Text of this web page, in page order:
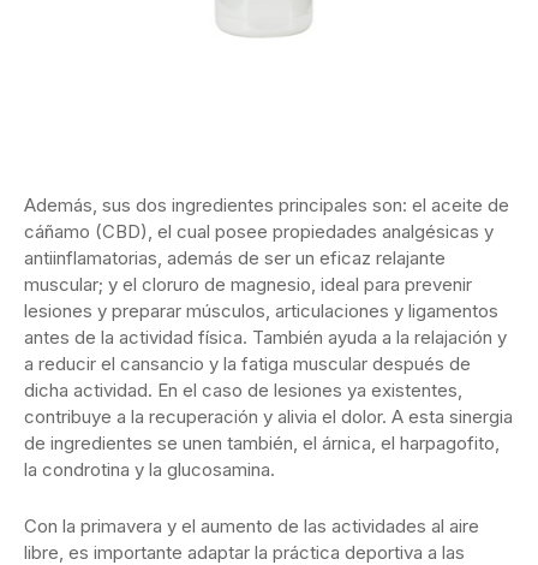
Además, sus dos ingredientes principales son: el aceite de
cáñamo (CBD), el cual posee propiedades analgésicas y
antiinflamatorias, además de ser un eficaz relajante
muscular; y el cloruro de magnesio, ideal para prevenir
lesiones y preparar músculos, articulaciones y ligamentos
antes de la actividad física. También ayuda a la relajación y
a reducir el cansancio y la fatiga muscular después de
dicha actividad. En el caso de lesiones ya existentes,
contribuye a la recuperación y alivia el dolor. A esta sinergia
de ingredientes se unen también, el árnica, el harpagofito,
la condrotina y la glucosamina.
Con la primavera y el aumento de las actividades al aire
libre, es importante adaptar la práctica deportiva a las